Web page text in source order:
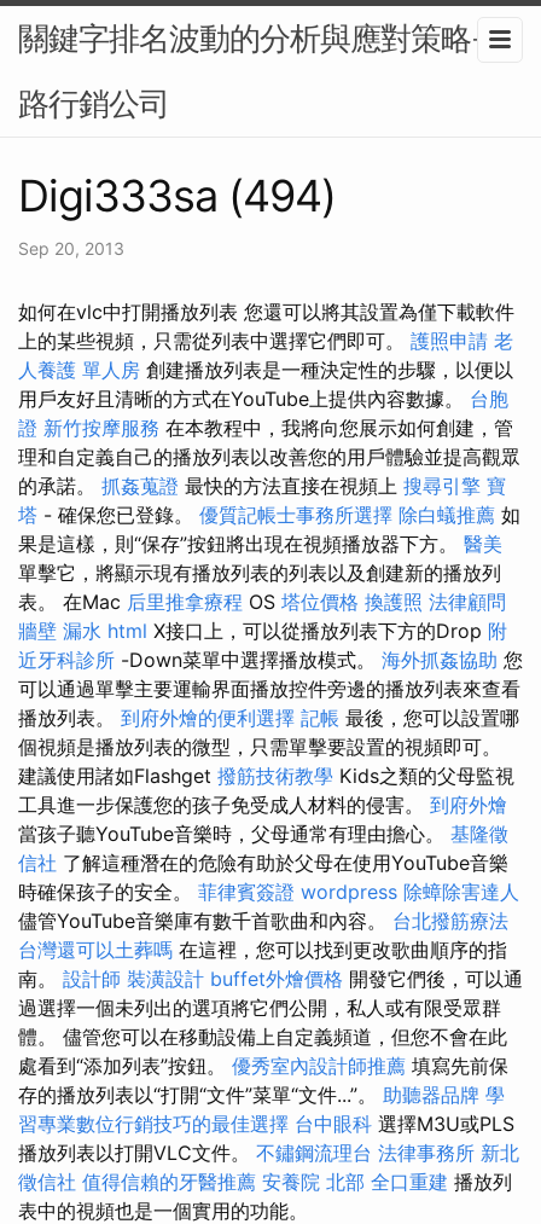
關鍵字排名波動的分析與應對策略-網
路行銷公司
Digi333sa (494)
Sep 20, 2013
如何在vlc中打開播放列表 您還可以將其設置為僅下載軟件
上的某些視頻，只需從列表中選擇它們即可。 護照申請 老
人養護 單人房 創建播放列表是一種決定性的步驟，以便以
用戶友好且清晰的方式在YouTube上提供內容數據。 台胞
證 新竹按摩服務 在本教程中，我將向您展示如何創建，管
理和自定義自己的播放列表以改善您的用戶體驗並提高觀眾
的承諾。 抓姦蒐證 最快的方法直接在視頻上 搜尋引擎 寶
塔 - 確保您已登錄。 優質記帳士事務所選擇 除白蟻推薦 如
果是這樣，則“保存”按鈕將出現在視頻播放器下方。 醫美
單擊它，將顯示現有播放列表的列表以及創建新的播放列
表。 在Mac 后里推拿療程 OS 塔位價格 換護照 法律顧問
牆壁 漏水 html X接口上，可以從播放列表下方的Drop 附
近牙科診所 -Down菜單中選擇播放模式。 海外抓姦協助 您
可以通過單擊主要運輸界面播放控件旁邊的播放列表來查看
播放列表。 到府外燴的便利選擇 記帳 最後，您可以設置哪
個視頻是播放列表的微型，只需單擊要設置的視頻即可。
建議使用諸如Flashget 撥筋技術教學 Kids之類的父母監視
工具進一步保護您的孩子免受成人材料的侵害。 到府外燴
當孩子聽YouTube音樂時，父母通常有理由擔心。 基隆徵
信社 了解這種潛在的危險有助於父母在使用YouTube音樂
時確保孩子的安全。 菲律賓簽證 wordpress 除蟑除害達人
儘管YouTube音樂庫有數千首歌曲和內容。 台北撥筋療法
台灣還可以土葬嗎 在這裡，您可以找到更改歌曲順序的指
南。 設計師 裝潢設計 buffet外燴價格 開發它們後，可以通
過選擇一個未列出的選項將它們公開，私人或有限受眾群
體。 儘管您可以在移動設備上自定義頻道，但您不會在此
處看到“添加列表”按鈕。 優秀室內設計師推薦 填寫先前保
存的播放列表以“打開“文件”菜單“文件...”。 助聽器品牌 學
習專業數位行銷技巧的最佳選擇 台中眼科 選擇M3U或PLS
播放列表以打開VLC文件。 不鏽鋼流理台 法律事務所 新北
徵信社 值得信賴的牙醫推薦 安養院 北部 全口重建 播放列
表中的視頻也是一個實用的功能。